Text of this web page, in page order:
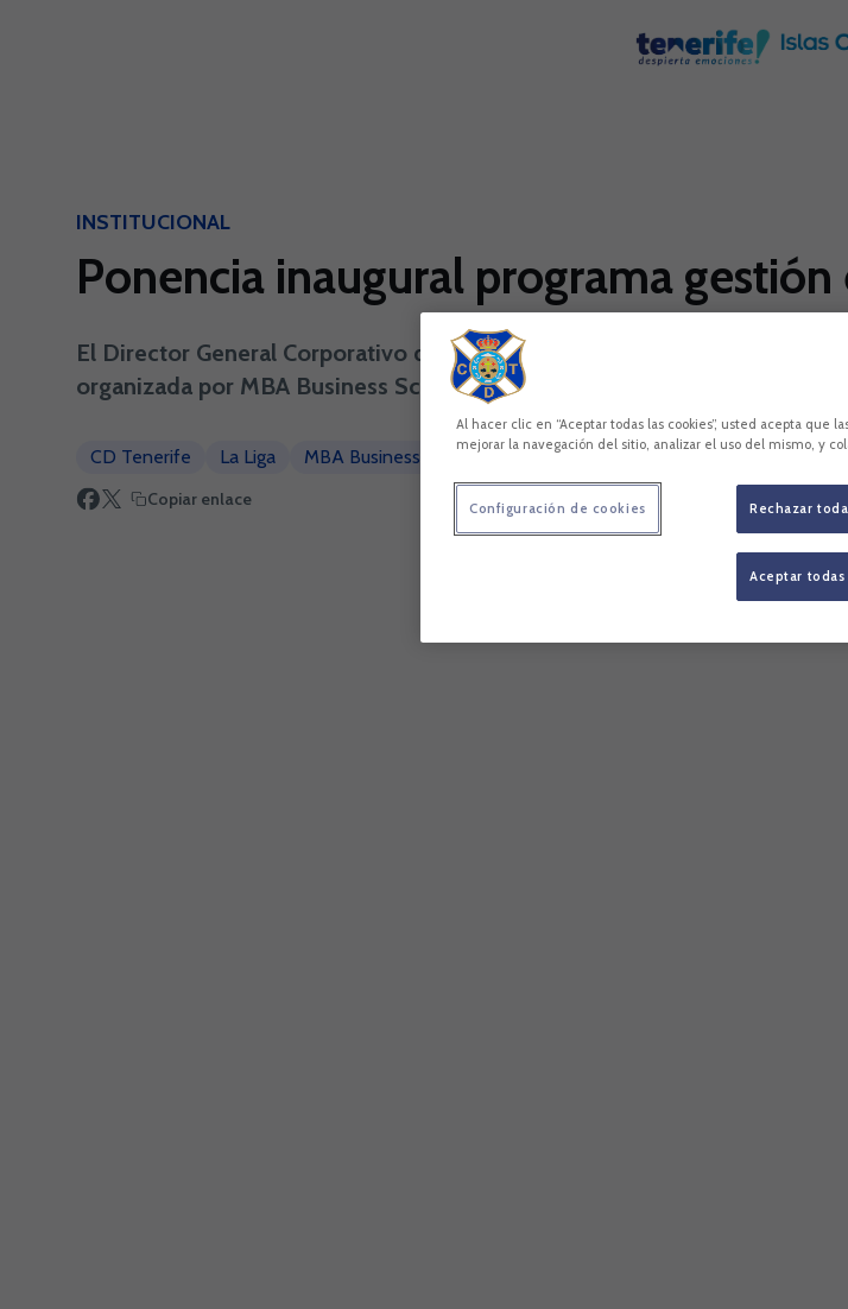
INSTITUCIONAL
Ponencia inaugural programa
El Director General Corporativo de La Liga, Javier Gómez, impartirá
organizada por MBA Business School y el CD Tenerife que dará
CD Tenerife La Liga MBA Business School
Copiar enlace
Al hacer clic en “Aceptar todas las cookies”, usted acepta que
mejorar la navegación del sitio, analizar el uso del mismo, y
Rechazar
Aceptar
Configuración de cookies